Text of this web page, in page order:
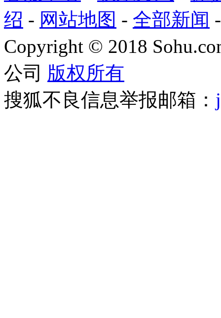
绍 - 网站地图 - 全部新闻
Copyright © 2018
公司 版权所有
搜狐不良信息举报邮箱：